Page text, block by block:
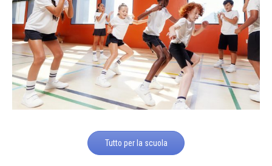
Tutto per la scuola